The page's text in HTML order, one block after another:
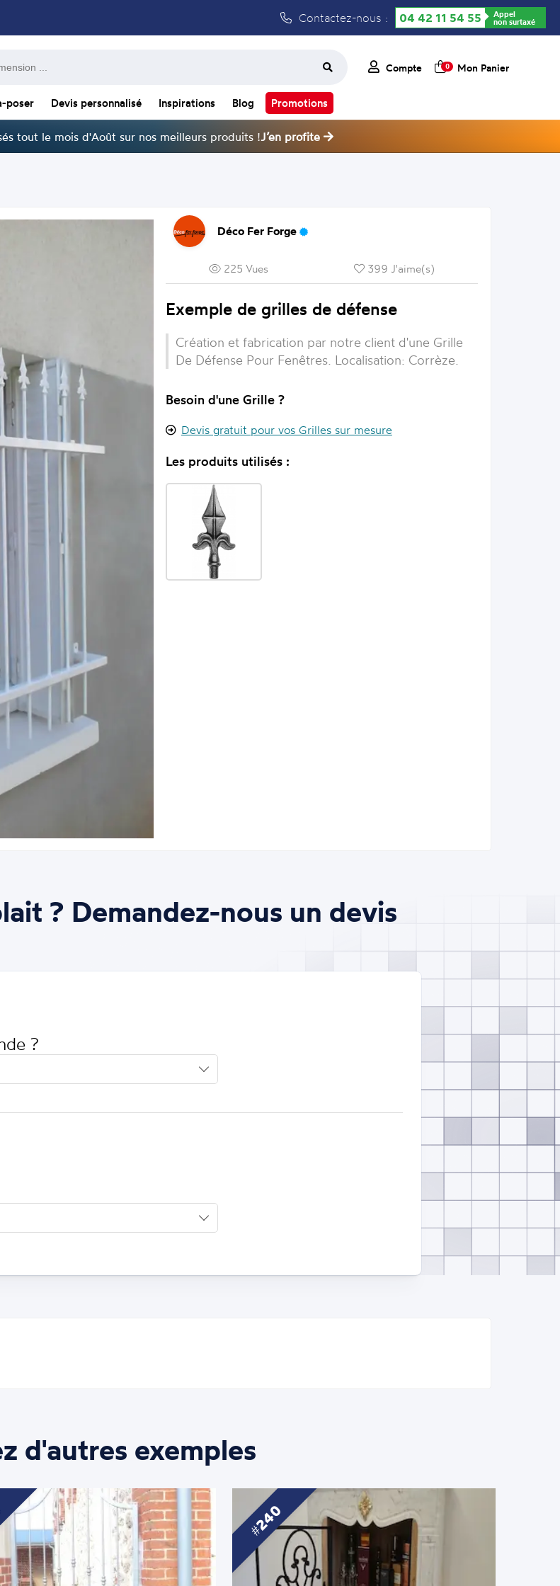
Contactez-nous : 04 42 11 54 55 Appel
non surtaxé
Compte 0 Mon Panier
poser Devis personnalisé Inspirations Blog Promotions
tout le mois d'Août sur nos meilleurs produits !J’en profite
Déco Fer Forge
225 Vues 399 J'aime(s)
Exemple de grilles de défense
Création et fabrication par notre client d'une Grille
De Défense Pour Fenêtres. Localisation: Corrèze
Besoin d'une Grille ?
Devis gratuit pour vos Grilles sur mesure
Les produits utilisés :
? Demandez-nous un devis
?
d'autres exemples
240